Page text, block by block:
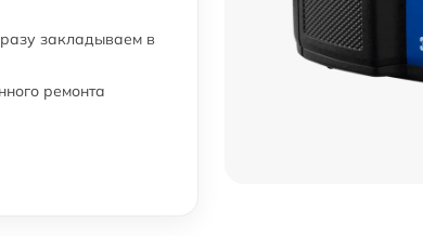
закладываем в
ремонта